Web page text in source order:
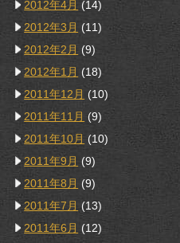
2012年4月 (14)
2012年3月 (11)
2012年2月 (9)
2012年1月 (18)
2011年12月 (10)
2011年11月 (9)
2011年10月 (10)
2011年9月 (9)
2011年8月 (9)
2011年7月 (13)
2011年6月 (12)